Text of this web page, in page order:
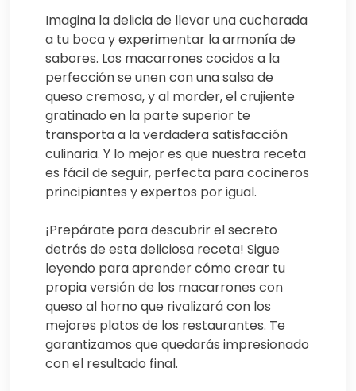
Imagina la delicia de llevar una cucharada
a tu boca y experimentar la armonía de
sabores. Los macarrones cocidos a la
perfección se unen con una salsa de
queso cremosa, y al morder, el crujiente
gratinado en la parte superior te
transporta a la verdadera satisfacción
culinaria. Y lo mejor es que nuestra receta
es fácil de seguir, perfecta para cocineros
principiantes y expertos por igual.
¡Prepárate para descubrir el secreto
detrás de esta deliciosa receta! Sigue
leyendo para aprender cómo crear tu
propia versión de los macarrones con
queso al horno que rivalizará con los
mejores platos de los restaurantes. Te
garantizamos que quedarás impresionado
con el resultado final.